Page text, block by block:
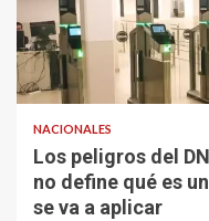
NACIONALES
Los peligros del
no define qué es
se va a aplicar